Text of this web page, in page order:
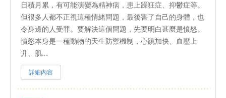
日積月累，有可能演變為精神病，患上躁狂症、抑鬱症等。
但很多人都不正視這種情緒問題，最後害了自己的身體，也
令身邊的人受罪。要解決這個問題，先要明白甚麼是憤怒。
憤怒本身是一種動物的天生防禦機制，心跳加快、血壓上
升、肌...
詳細內容